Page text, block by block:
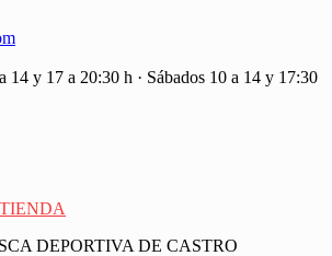
14 y 17 a 20:30 h · Sábados 10 a 14 y 17:30
DEPORTIVA DE CASTRO